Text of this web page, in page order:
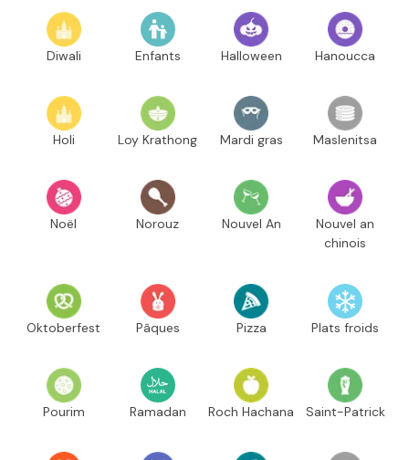
Diwali Enfants Halloween Hanoucca
Holi Loy Krathong Mardi gras Maslenitsa
Noël Norouz Nouvel An
Nouvel an
chinois
Oktoberfest Pâques Pizza Plats froids
Pourim Ramadan Roch Hachana Saint-Patrick